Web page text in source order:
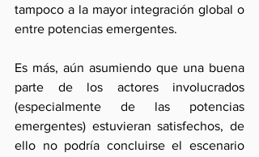
tampoco a la mayor integración global o
entre potencias emergentes.
Es más, aún asumiendo que una buena
parte de los actores involucrados
(especialmente de las potencias
emergentes) estuvieran satisfechos, de
ello no podría concluirse el escenario